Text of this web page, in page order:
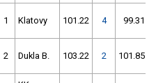
1 Klatovy 101.22 4 99.31
2 Dukla B. 103.22 2 101.85